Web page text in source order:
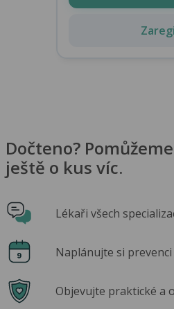
Dočteno?
ještě o kus víc.
Lékaři všech
Naplánujte si
Objevujte praktické a